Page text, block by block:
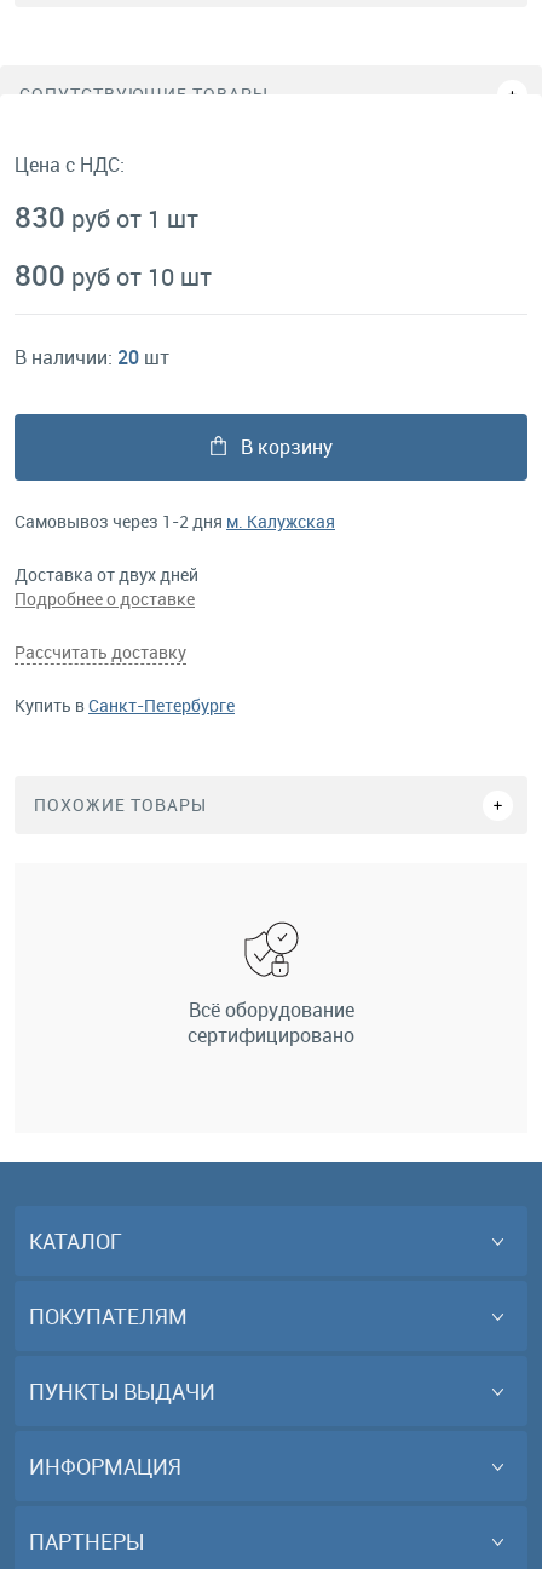
СОПУТСТВУЮЩИЕ ТОВАРЫ
Цена с НДС:
830 руб от 1 шт
800 руб от 10 шт
В наличии: 20 шт
В корзину
Самовывоз через 1-2 дня м. Калужская
Доставка от двух дней
Подробнее о доставке
Рассчитать доставку
Купить вСанкт-Петербурге
ПОХОЖИЕ ТОВАРЫ
Всё оборудование
сертифицировано
КАТАЛОГ
ПОКУПАТЕЛЯМ
ПУНКТЫ ВЫДАЧИ
ИНФОРМАЦИЯ
ПАРТНЕРЫ